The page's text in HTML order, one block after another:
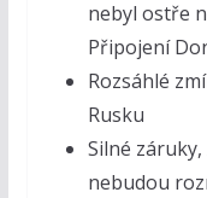
nebyl ostře
Připojení
Rozsáhlé
Rusku
Silné
nebudou